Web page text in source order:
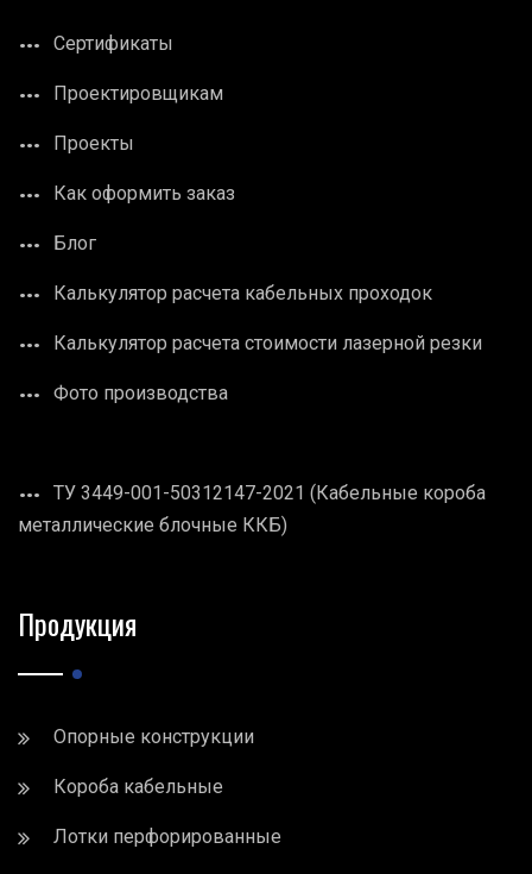
Сертификаты
Проектировщикам
Проекты
Как оформить заказ
Блог
Калькулятор расчета кабельных проходок
Калькулятор расчета стоимости лазерной резки
Фото производства
ТУ 3449-001-50312147-2021 (Кабельные короба
металлические блочные ККБ)
Продукция
Опорные конструкции
Короба кабельные
Лотки перфорированные